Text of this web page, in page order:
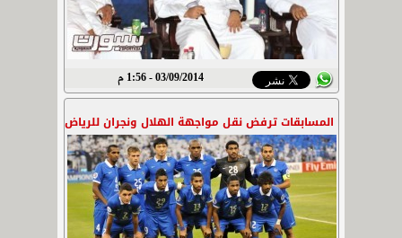
03/09/2014 - 1:56 م
المسابقات ترفض نقل مواجهة الهلال ونجران للرياض